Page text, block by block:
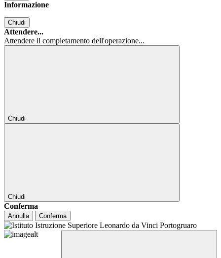
Informazione
Chiudi
Attendere...
Attendere il completamento dell'operazione...
Chiudi
Chiudi
Conferma
Annulla Conferma